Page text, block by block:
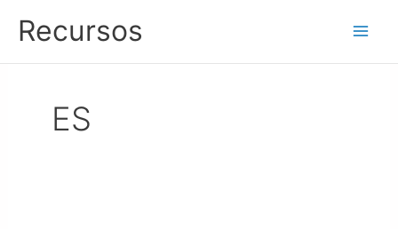
contenido
Recursos
ES